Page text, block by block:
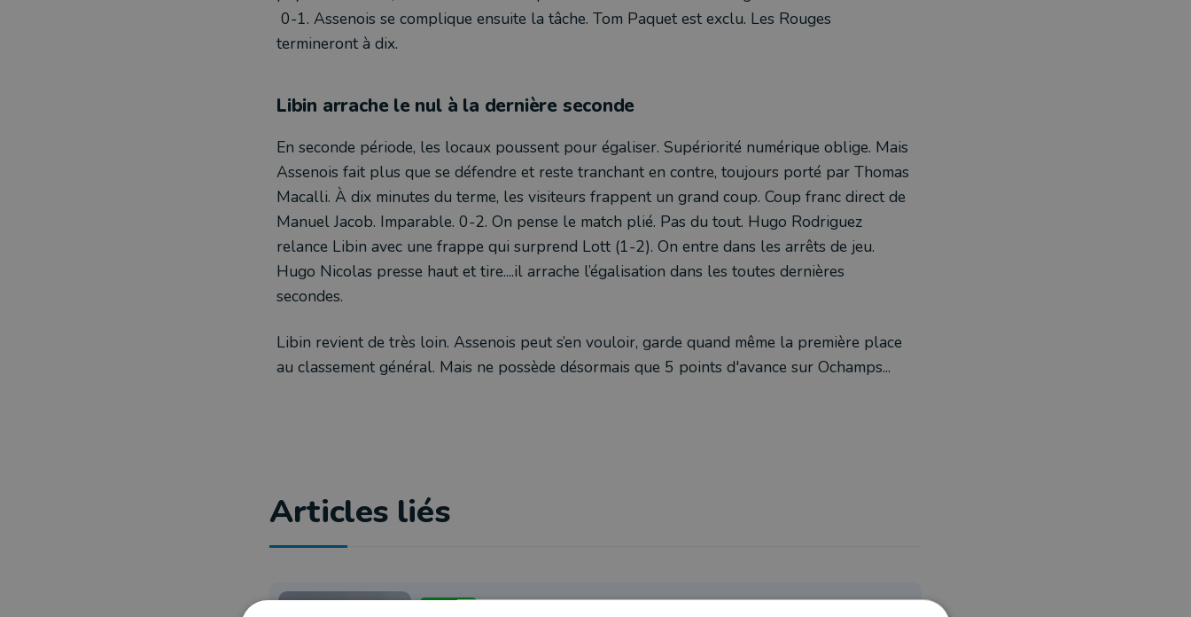
0-1. Assenois se complique ensuite la tâche. Tom Paquet est exclu. Les Rouges
termineront à dix.
Libin arrache le nul à la dernière seconde
En seconde période, les locaux poussent pour égaliser. Supériorité numérique oblige. Mais
Assenois fait plus que se défendre et reste tranchant en contre, toujours porté par Thomas
Macalli. À dix minutes du terme, les visiteurs frappent un grand coup. Coup franc direct de
Manuel Jacob. Imparable. 0-2. On pense le match plié. Pas du tout. Hugo Rodriguez
relance Libin avec une frappe qui surprend Lott (1-2). On entre dans les arrêts de jeu.
Hugo Nicolas presse haut et tire....il arrache l’égalisation dans les toutes dernières
secondes.
Libin revient de très loin. Assenois peut s’en vouloir, garde quand même la première place
au classement général. Mais ne possède désormais que 5 points d'avance sur Ochamps...
Articles liés
Football